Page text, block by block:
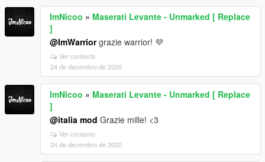
ImNicoo » Maserati Levante - Unmarked [ Replace
]
@ImWarriorgrazie warrior! 💜
Ver contexto
24 de dezembro de 2020
ImNicoo » Maserati Levante - Unmarked [ Replace
]
@italia mod Grazie mille! <3
Ver contexto
24 de dezembro de 2020